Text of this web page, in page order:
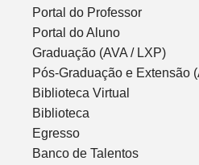
Portal do Professor
Portal do Aluno
Graduação (AVA / LXP)
Pós-Graduação e Extensão
Biblioteca Virtual
Biblioteca
Egresso
Banco de Talentos